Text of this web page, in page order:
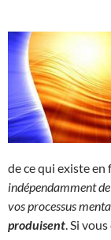
de ce qui existe en
indépendamment
vos processus
produisent . Si